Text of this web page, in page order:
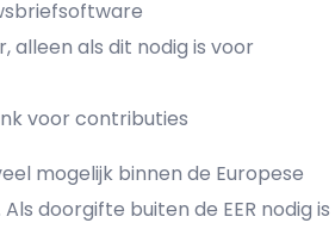
alleen als dit nodig is voor
voor contributies
mogelijk binnen de Europese
doorgifte buiten de EER nodig is